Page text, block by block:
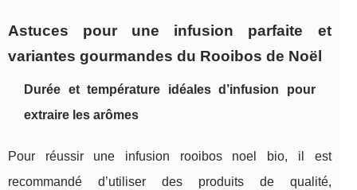
Astuces pour une infusion parfaite et
variantes gourmandes du Rooibos de Noël
Durée et température idéales d’infusion pour
extraire les arômes
Pour réussir une infusion rooibos noel bio, il est
recommandé d’utiliser des produits de qualité,